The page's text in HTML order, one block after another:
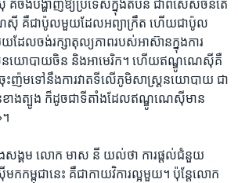
ង់​បង្ហាញ​ឱ្យ​ប្រទេស​ក្នុង​តំបន់​ ជាពិសេស​ចិន​តែ​
ស៊ី ​គឺ​ជា​ប៉ូល​មួយ​ដែល​អព្យាក្រឹត ​ហើយ​ជា​ប៉ូល​
ែល​ចង់​រក្សា​តុល្យភាព​របស់​អាស៊ាន​ក្នុង​ការ​
រ​នយោបាយ​ចិន ​និង​អាមេរិក។ ​ហើយ​ឥណ្ឌូណេស៊ី​គឺ​
ញ៉ម​ទៅ​នឹង​ការ​វាតទី​លើ​ភូមិ​សាស្ត្រ​នយោបាយ​ ជា
ង​ត្បូង​ ក៏ដូច​ជា​ទីតាំង​ដែល​ឥណ្ឌូណេស៊ី​មាន​
សង្គម​ លោក​ មាស នី​ យល់​ថា​ ការ​ផ្តល់​ជំនួយ​
ម្ពុជា​នេះ ​គឺ​ជា​កាយ​វិការ​ល្អ​មួយ។​ ប៉ុន្តែ​លោក​